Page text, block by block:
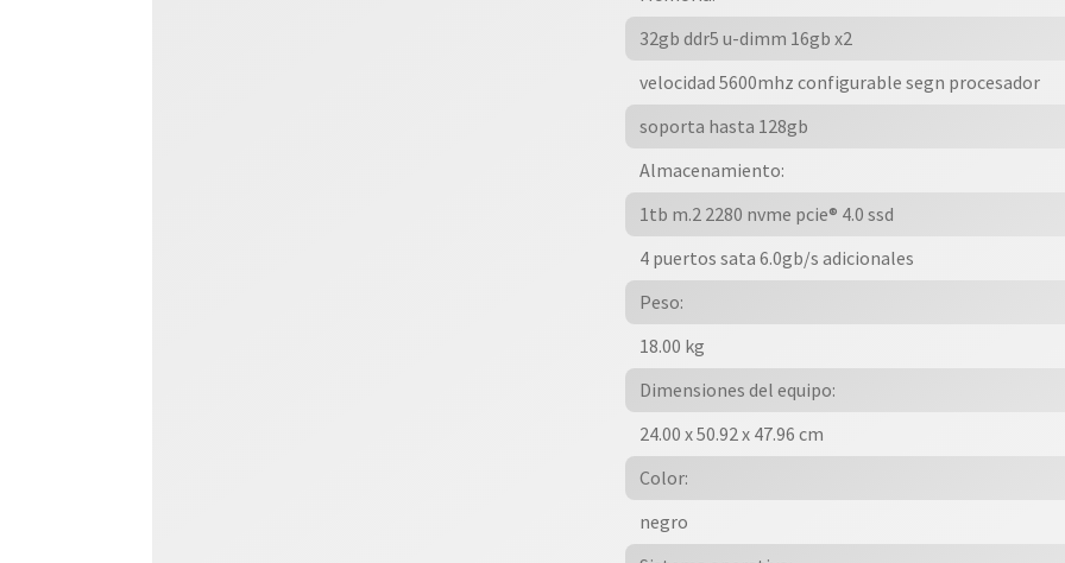
32gb ddr5 u-dimm 16gb x2
velocidad 5600mhz configurable segn procesador
soporta hasta 128gb
Almacenamiento:
1tb m.2 2280 nvme pcie® 4.0 ssd
4 puertos sata 6.0gb/s adicionales
Peso:
18.00 kg
Dimensiones del equipo:
24.00 x 50.92 x 47.96 cm
Color:
negro